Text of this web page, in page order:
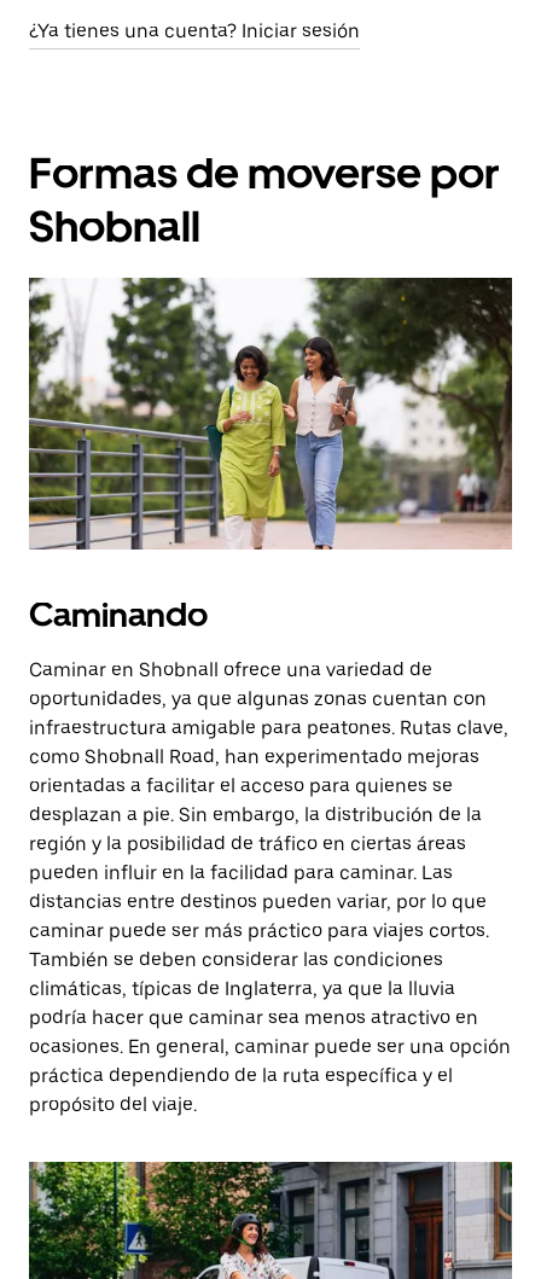
¿Ya tienes una cuenta? Iniciar sesión
Formas de moverse por
Shobnall
Caminando
Caminar en Shobnall ofrece una variedad de
oportunidades, ya que algunas zonas cuentan con
infraestructura amigable para peatones. Rutas clave,
como Shobnall Road, han experimentado mejoras
orientadas a facilitar el acceso para quienes se
desplazan a pie. Sin embargo, la distribución de la
región y la posibilidad de tráfico en ciertas áreas
pueden influir en la facilidad para caminar. Las
distancias entre destinos pueden variar, por lo que
caminar puede ser más práctico para viajes cortos.
También se deben considerar las condiciones
climáticas, típicas de Inglaterra, ya que la lluvia
podría hacer que caminar sea menos atractivo en
ocasiones. En general, caminar puede ser una opción
práctica dependiendo de la ruta específica y el
propósito del viaje.